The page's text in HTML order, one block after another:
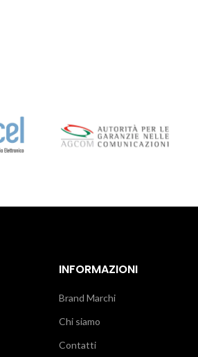
INFORMAZIONI
Brand Marchi
Chi siamo
Contatti